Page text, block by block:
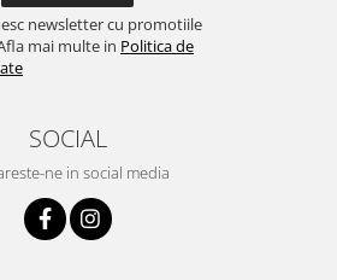
cu
cu
newsletter cu promotiile
mai multe in Politica de
SOCIAL
ne in social media